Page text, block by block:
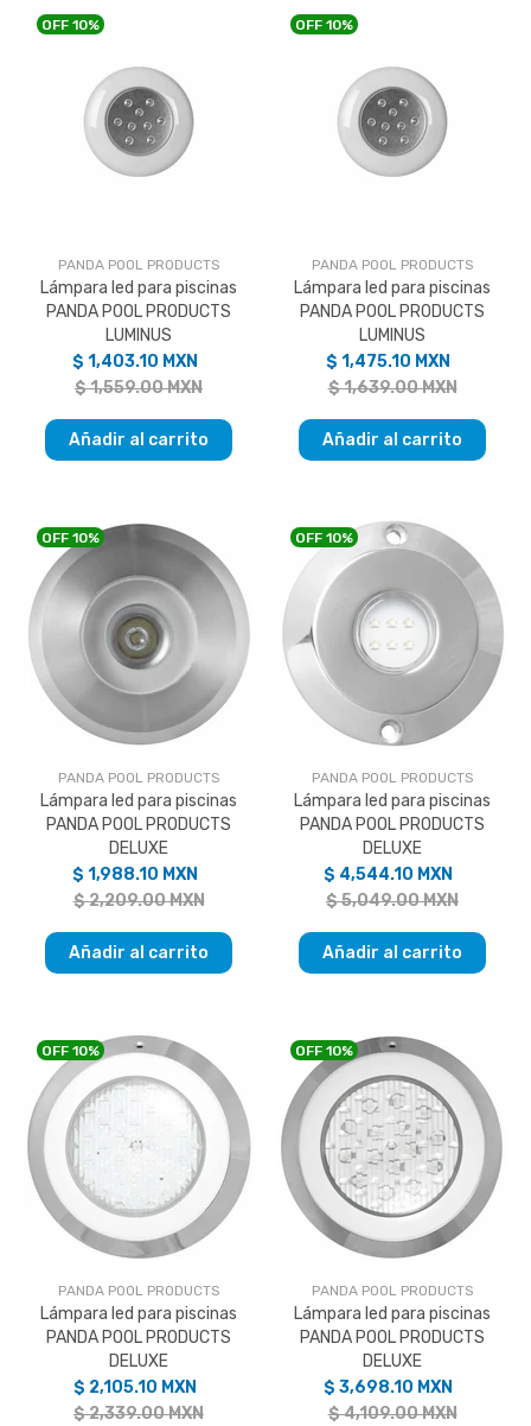
OFF 10%
PANDA POOL PRODUCTS
Lámpara led para piscinas
PANDA POOL PRODUCTS
LUMINUS
$ 1,403.10 MXN
$ 1,559.00 MXN
Añadir al carrito
OFF 10%
PANDA POOL PRODUCTS
Lámpara led para piscinas
PANDA POOL PRODUCTS
LUMINUS
$ 1,475.10 MXN
$ 1,639.00 MXN
Añadir al carrito
OFF 10%
PANDA POOL PRODUCTS
Lámpara led para piscinas
PANDA POOL PRODUCTS
DELUXE
$ 1,988.10 MXN
$ 2,209.00 MXN
Añadir al carrito
OFF 10%
PANDA POOL PRODUCTS
Lámpara led para piscinas
PANDA POOL PRODUCTS
DELUXE
$ 4,544.10 MXN
$ 5,049.00 MXN
Añadir al carrito
OFF 10%
PANDA POOL PRODUCTS
Lámpara led para piscinas
PANDA POOL PRODUCTS
DELUXE
$ 2,105.10 MXN
$ 2,339.00 MXN
OFF 10%
PANDA POOL PRODUCTS
Lámpara led para piscinas
PANDA POOL PRODUCTS
DELUXE
$ 3,698.10 MXN
$ 4,109.00 MXN